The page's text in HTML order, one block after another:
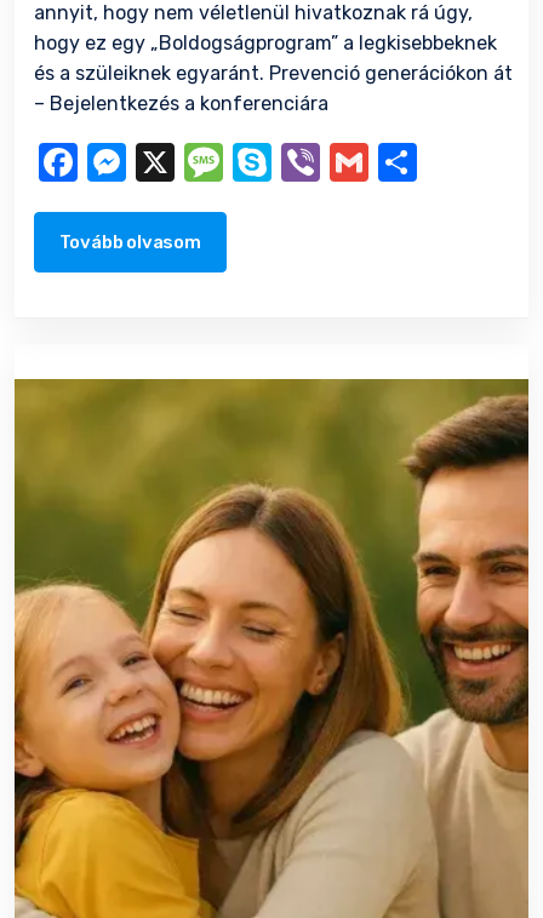
annyit, hogy nem véletlenül hivatkoznak rá úgy,
hogy ez egy „Boldogságprogram” a legkisebbeknek
és a szüleiknek egyaránt. Prevenció generációkon át
– Bejelentkezés a konferenciára
Facebook
Messenger
X Message
Skype
ViberGmailOssza
Tovább olvasom